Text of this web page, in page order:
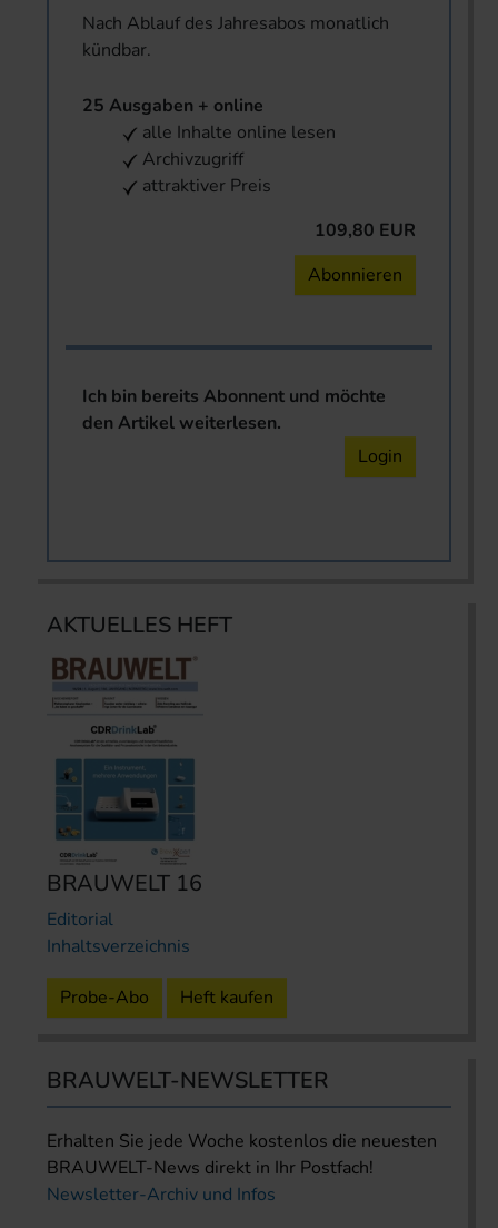
Nach Ablauf des Jahresabos monatlich
kündbar.
25 Ausgaben + online
alle Inhalte online lesen
Archivzugriff
attraktiver Preis
109,80 EUR
Abonnieren
Ich bin bereits Abonnent und möchte
den Artikel weiterlesen.
Login
AKTUELLES HEFT
BRAUWELT 16
Editorial
Inhaltsverzeichnis
Probe-Abo Heft kaufen
BRAUWELT-NEWSLETTER
Erhalten Sie jede Woche kostenlos die neuesten
BRAUWELT-News direkt in Ihr Postfach!
Newsletter-Archiv und Infos